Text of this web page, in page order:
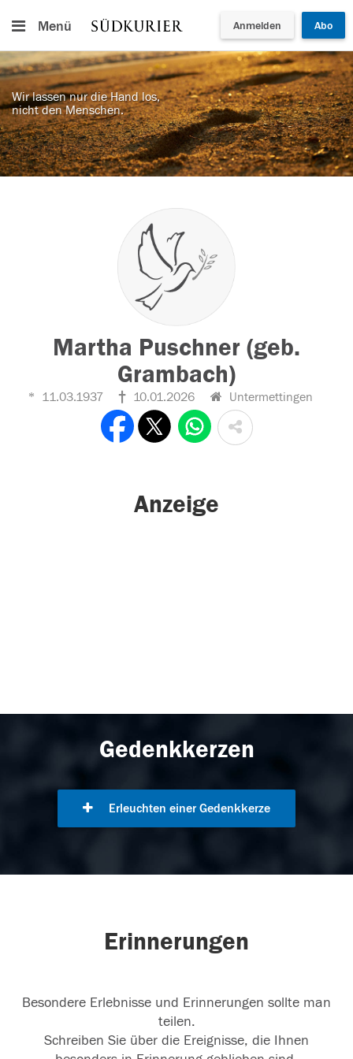
Menü Anmelden Abo
Wir lassen nur die Hand los,
nicht den Menschen.
Martha Puschner (geb.
Grambach)
11.03.1937 10.01.2026 Untermettingen
Anzeige
Gedenkkerzen
Erleuchten einer Gedenkkerze
Erinnerungen
Besondere Erlebnisse und Erinnerungen sollte man
teilen.
Schreiben Sie über die Ereignisse, die Ihnen